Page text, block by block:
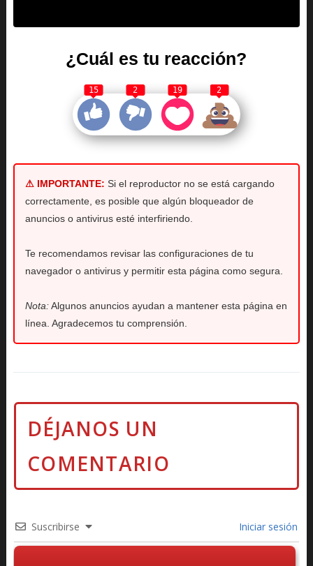
¿Cuál es tu reacción?
15 2 19 2
⚠ IMPORTANTE: Si el reproductor no se está cargando
correctamente, es posible que algún bloqueador de
anuncios o antivirus esté interfiriendo.
Te recomendamos revisar las configuraciones de tu
navegador o antivirus y permitir esta página como segura.
Nota:Algunos anuncios ayudan a mantener esta página en
línea. Agradecemos tu comprensión.
Suscribirse Iniciar sesión